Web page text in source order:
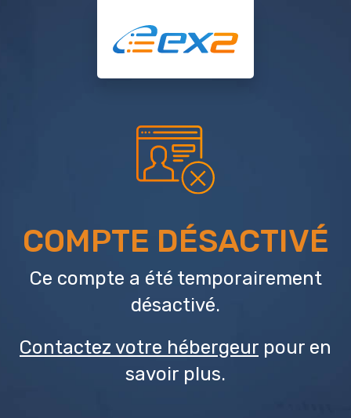
COMPTE DÉSACTIVÉ
Ce compte a été temporairement
désactivé.
Contactez votre hébergeur pour en
savoir plus.